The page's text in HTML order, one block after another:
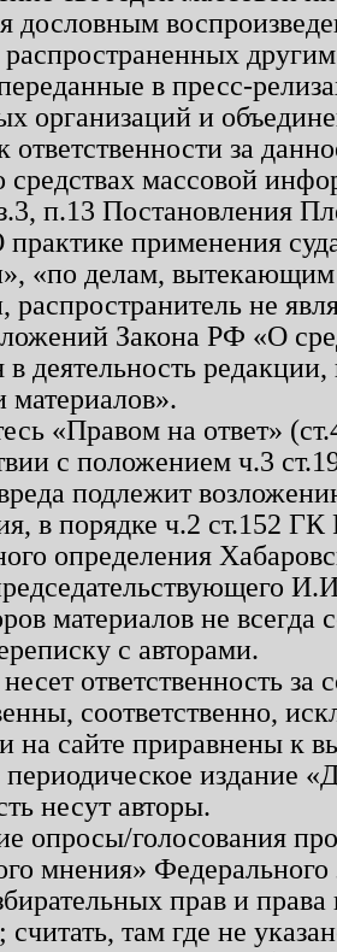
дословным
в пресс-
организаций и
ответственности за
массовой
п.13 Постановления
практике применения
«по делам, вытекающим
не
Закона РФ «О
деятельность
«Правом на ответ»
с положением ч.3
подлежит
в порядке ч.2 ст.152
определения
материалов не
с авторами.
ответственность
соответственно,
на сайте приравнены к
периодическое издание
несут авторы.
опросы/голосования
мнения»
прав и
там где не